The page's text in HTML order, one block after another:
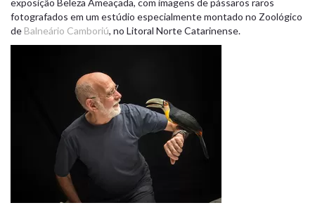
exposição Beleza Ameaçada, com imagens de pássaros raros
fotografados em um estúdio especialmente montado no Zoológico
de Balneário Camboriú, no Litoral Norte Catarinense.